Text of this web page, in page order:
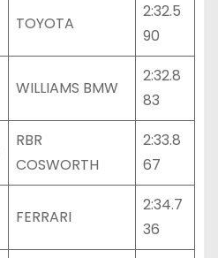
TOYOTA
2:32.5
90
WILLIAMS BMW
2:32.8
83
RBR
COSWORTH
2:33.8
67
FERRARI
2:34.7
36